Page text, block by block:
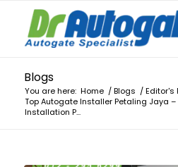
Blogs
You are here: Home / Blogs / Editor's
Top Autogate Installer Petaling Jaya –
Installation P...